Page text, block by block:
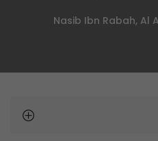
8525 Nasib Ibn Rabah,